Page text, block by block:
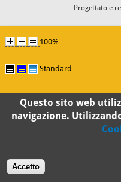
Progettato e
100%
Standard
Questo sito web
navigazione.
Accetto